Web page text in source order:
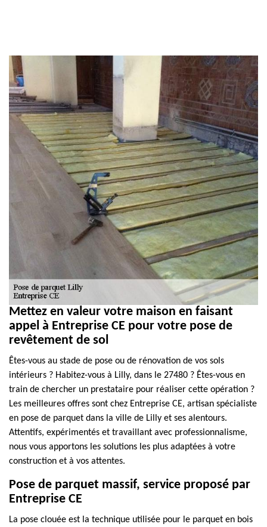
Mettez en valeur votre maison en faisant
appel à Entreprise CE pour votre pose de
revêtement de sol
Êtes-vous au stade de pose ou de rénovation de vos sols
intérieurs ? Habitez-vous à Lilly, dans le 27480 ? Êtes-vous en
train de chercher un prestataire pour réaliser cette opération ?
Les meilleures offres sont chez Entreprise CE, artisan spécialiste
en pose de parquet dans la ville de Lilly et ses alentours.
Attentifs, expérimentés et travaillant avec professionnalisme,
nous vous apportons les solutions les plus adaptées à votre
construction et à vos attentes.
Pose de parquet massif, service proposé par
Entreprise CE
La pose clouée est la technique utilisée pour le parquet en bois